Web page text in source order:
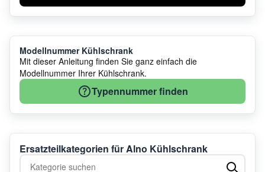
Modellnummer Kühlschrank
Mit dieser Anleitung finden Sie ganz einfach die
Modellnummer Ihrer Kühlschrank.
Typennummer finden
Ersatzteilkategorien für Alno Kühlschrank
Kategorie suchen